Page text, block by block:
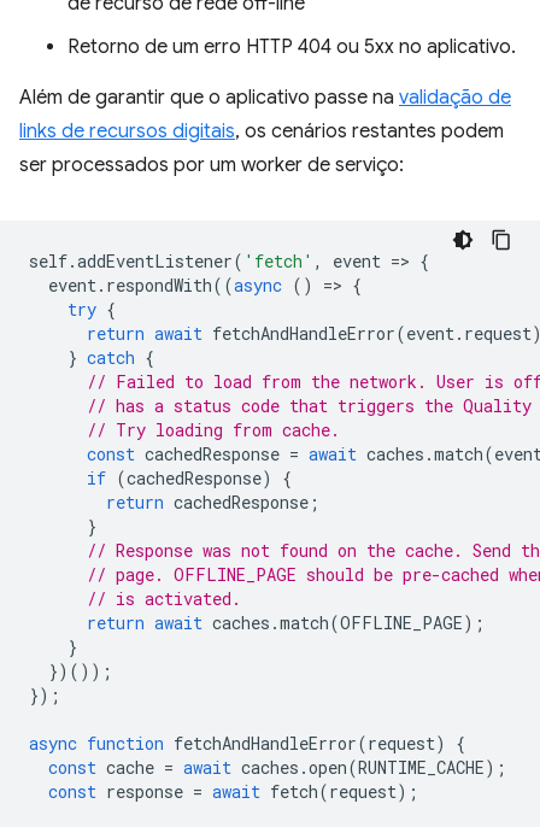
Retorno de um erro HTTP 404 ou 5xx no aplicativo.
Além de garantir que o aplicativo passe na validação de
links de recursos digitais, os cenários restantes podem
ser processados por um worker de serviço:
self.addEventListener( 'fetch' , event => {
event. respondWith((async () => {
try {
return await fetchAndHandleError(event. request
} catch {
// Failed to load from the network. User is
// has a status code that triggers the
// Try loading from cache.
const cachedResponse = await caches .match(
if (cachedResponse)
{
return cachedResponse ;
}
// Response was not found on the cache.
// page. OFFLINE_PAGE should be pre-cached
// is activated.
return await caches .match(OFFLINE_PAGE);
}
})());
});
async function fetchAndHandleError(request)
{
const cache = await caches .open(RUNTIME_CACHE);
const response = await fetch(request);